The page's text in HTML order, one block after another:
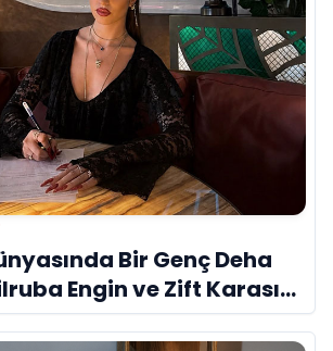
Bir Genç Deha
Engin ve Zift Karası